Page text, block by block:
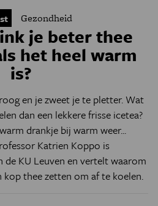
Gezondheid
je beter thee
het heel warm
is?
en je zweet je te pletter. Wat
dan een lekkere frisse icetea?
drankje bij warm weer...
Katrien Koppo is
de KU Leuven en vertelt waarom
kop thee zetten om af te koelen.